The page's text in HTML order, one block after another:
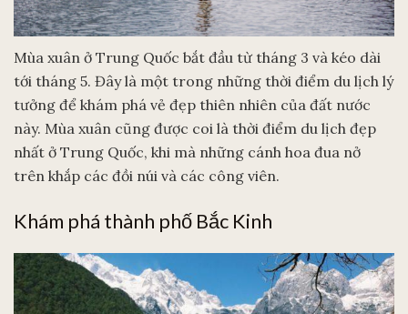
Mùa xuân ở Trung Quốc bắt đầu từ tháng 3 và kéo dài
tới tháng 5. Đây là một trong những thời điểm du lịch lý
tưởng để khám phá vẻ đẹp thiên nhiên của đất nước
này. Mùa xuân cũng được coi là thời điểm du lịch đẹp
nhất ở Trung Quốc, khi mà những cánh hoa đua nở
trên khắp các đồi núi và các công viên.
Khám phá thành phố Bắc Kinh